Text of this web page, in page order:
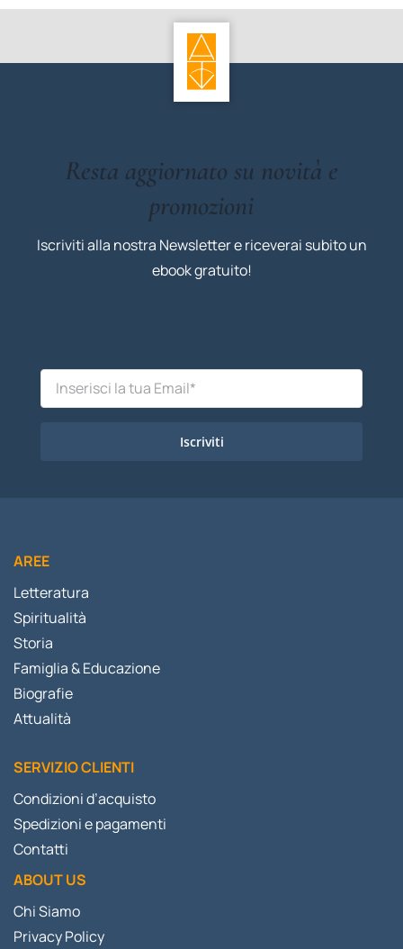
Resta aggiornato su novità e
promozioni
Iscriviti alla nostra Newsletter e riceverai subito un
ebook gratuito!
Iscriviti
AREE
Letteratura
Spiritualità
Storia
Famiglia & Educazione
Biografie
Attualità
SERVIZIO CLIENTI
Condizioni d’acquisto
Spedizioni e pagamenti
Contatti
ABOUT US
Chi Siamo
Privacy Policy